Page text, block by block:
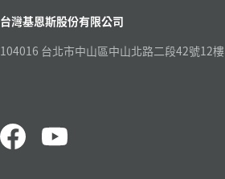
台灣基恩斯股份有限公司
104016 台北市中山區中山北路二段42號12樓